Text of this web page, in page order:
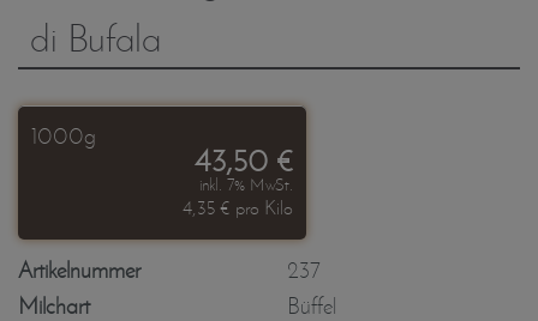
di Bufala
1000g
43,50 €
inkl. 7% MwSt.
4,35 € pro Kilo
Artikelnummer
237
Milchart
Büffel